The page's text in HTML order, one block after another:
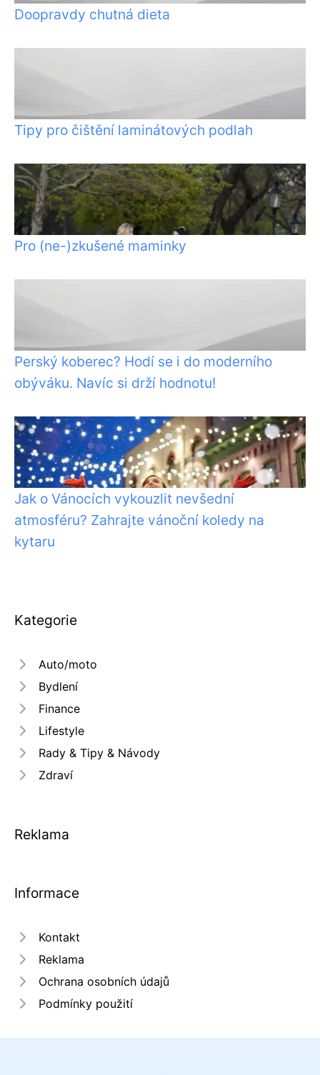
Doopravdy chutná dieta
Tipy pro čištění laminátových podlah
Pro (ne-)zkušené maminky
Perský koberec? Hodí se i do moderního
obýváku. Navíc si drží hodnotu!
Jak o Vánocích vykouzlit nevšední
atmosféru? Zahrajte vánoční koledy na
kytaru
Kategorie
Auto/moto
Bydlení
Finance
Lifestyle
Rady & Tipy & Návody
Zdraví
Reklama
Informace
Kontakt
Reklama
Ochrana osobních údajů
Podmínky použití